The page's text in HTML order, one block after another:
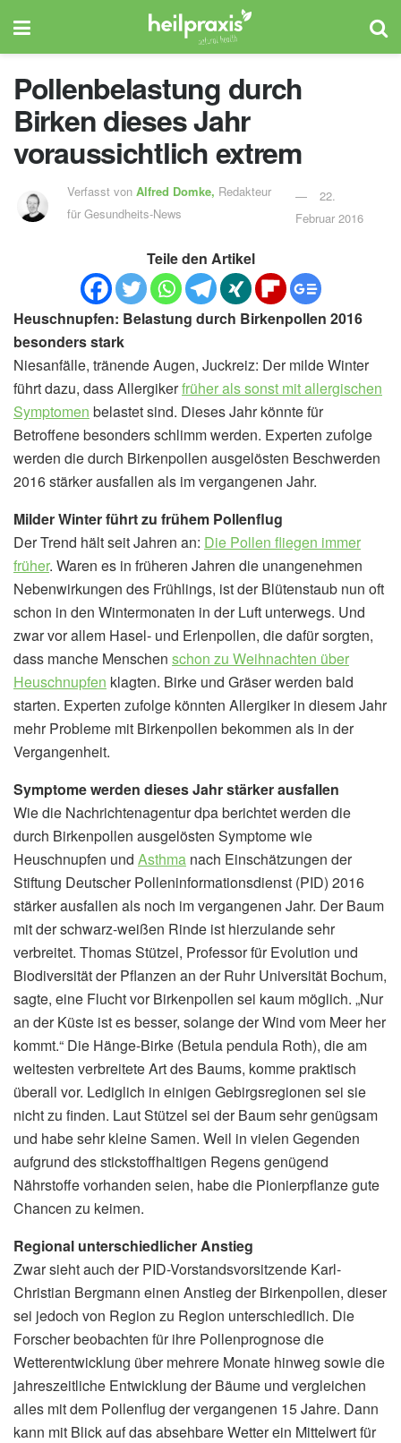
Pollenbelastung durch
Birken dieses Jahr
voraussichtlich extrem
Verfasst vonAlfred Domke, Redakteur
für Gesundheits-News
22.
Februar 2016
Teile den Artikel
Heuschnupfen: Belastung durch Birkenpollen 2016
besonders stark
Niesanfälle, tränende Augen, Juckreiz: Der milde Winter
führt dazu, dass Allergikerfrüher als sonst mit allergischen
Symptomen belastet sind. Dieses Jahr könnte für
Betroffene besonders schlimm werden. Experten zufolge
werden die durch Birkenpollen ausgelösten Beschwerden
2016 stärker ausfallen als im vergangenen Jahr.
Milder Winter führt zu frühem Pollenflug
Der Trend hält seit Jahren an: Die Pollen fliegen immer
früher. Waren es in früheren Jahren die unangenehmen
Nebenwirkungen des Frühlings, ist der Blütenstaub nun oft
schon in den Wintermonaten in der Luft unterwegs. Und
zwar vor allem Hasel- und Erlenpollen, die dafür sorgten,
dass manche Menschen schon zu Weihnachten über
Heuschnupfen klagten. Birke und Gräser werden bald
starten. Experten zufolge könnten Allergiker in diesem Jahr
mehr Probleme mit Birkenpollen bekommen als in der
Vergangenheit.
Symptome werden dieses Jahr stärker ausfallen
Wie die Nachrichtenagentur dpa berichtet werden die
durch Birkenpollen ausgelösten Symptome wie
Heuschnupfen und Asthma nach Einschätzungen der
Stiftung Deutscher Polleninformationsdienst (PID) 2016
stärker ausfallen als noch im vergangenen Jahr. Der Baum
mit der schwarz-weißen Rinde ist hierzulande sehr
verbreitet. Thomas Stützel, Professor für Evolution und
Biodiversität der Pflanzen an der Ruhr Universität Bochum,
sagte, eine Flucht vor Birkenpollen sei kaum möglich. „Nur
an der Küste ist es besser, solange der Wind vom Meer her
kommt.“ Die Hänge-Birke (Betula pendula Roth), die am
weitesten verbreitete Art des Baums, komme praktisch
überall vor. Lediglich in einigen Gebirgsregionen sei sie
nicht zu finden. Laut Stützel sei der Baum sehr genügsam
und habe sehr kleine Samen. Weil in vielen Gegenden
aufgrund des stickstoffhaltigen Regens genügend
Nährstoffe vorhanden seien, habe die Pionierpflanze gute
Chancen zu keimen.
Regional unterschiedlicher Anstieg
Zwar sieht auch der PID-Vorstandsvorsitzende Karl-
Christian Bergmann einen Anstieg der Birkenpollen, dieser
sei jedoch von Region zu Region unterschiedlich. Die
Forscher beobachten für ihre Pollenprognose die
Wetterentwicklung über mehrere Monate hinweg sowie die
jahreszeitliche Entwicklung der Bäume und vergleichen
alles mit dem Pollenflug der vergangenen 15 Jahre. Dann
kann mit Blick auf das absehbare Wetter ein Mittelwert für